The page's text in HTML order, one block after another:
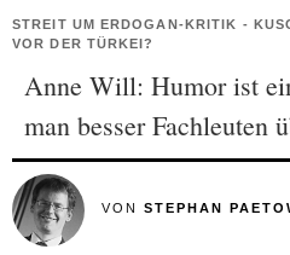
STREIT UM ERDOGAN-KRITIK -
VOR DER TÜRKEI?
Anne Will: Humor ist
man besser Fachleuten
VON STEPHAN